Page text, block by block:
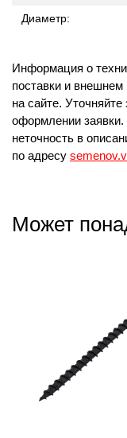
Диаметр:
Информация о
поставки и внешнем
на сайте.
оформлении
неточность в
по адресу
Может